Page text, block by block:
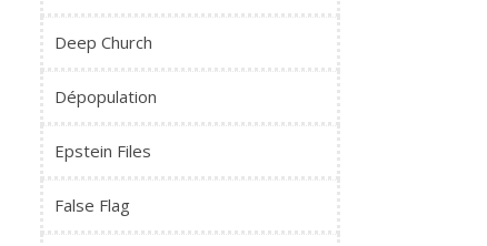
Deep Church
Dépopulation
Epstein Files
False Flag